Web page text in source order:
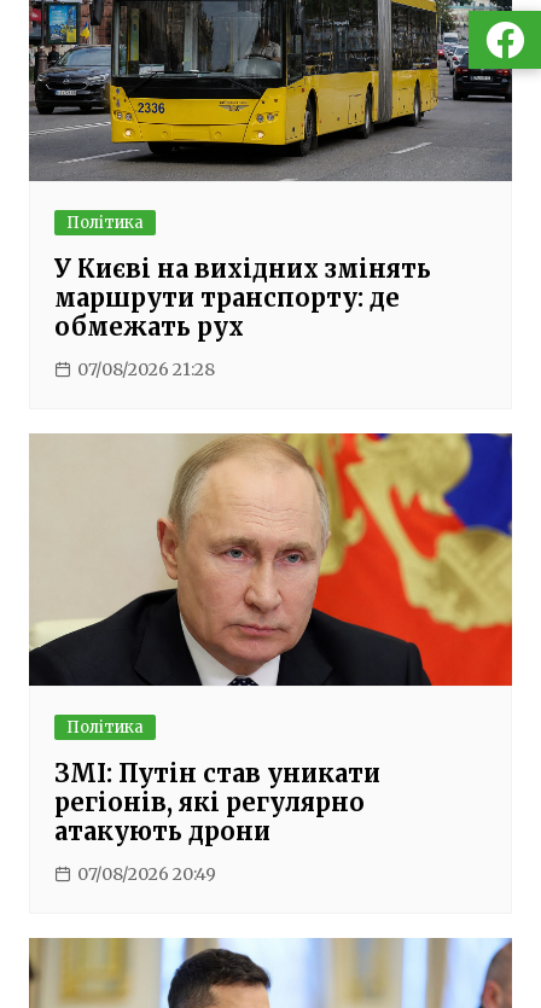
Політика
У Києві на вихідних змінять
маршрути транспорту: де
обмежать рух
07/08/2026 21:28
Політика
ЗМІ: Путін став уникати
регіонів, які регулярно
атакують дрони
07/08/2026 20:49